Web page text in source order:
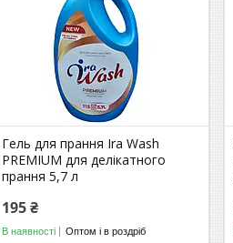
Гель для прання Ira Wash
PREMIUM для делікатного
прання 5,7 л
195 ₴
В наявності Оптом і в роздріб